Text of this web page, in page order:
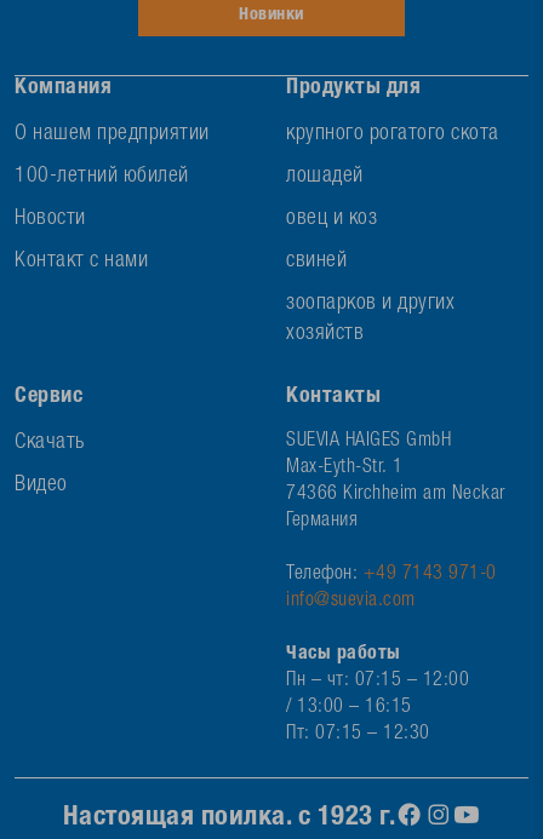
Компания
О нашем предприятии
100-летний юбилей
Новости
Контакт с нами
Продукты для
крупного рогатого скота
лошадей
овец и коз
свиней
зоопарков и других
хозяйств
Сервис
Скачать
Видео
Контакты
SUEVIA HAIGES GmbH
Max-Eyth-Str. 1
74366 Kirchheim am Neckar
Германия
Телефон: +49 7143 971-0
info@suevia.com
Часы работы
Пн – чт: 07:15 – 12:00
/ 13:00 – 16:15
Пт: 07:15 – 12:30
Новинки
Настоящая поилка. с 1923 г.